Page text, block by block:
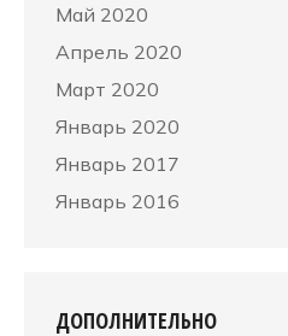
Май 2020
Апрель 2020
Март 2020
Январь 2020
Январь 2017
Январь 2016
ДОПОЛНИТЕЛЬНО